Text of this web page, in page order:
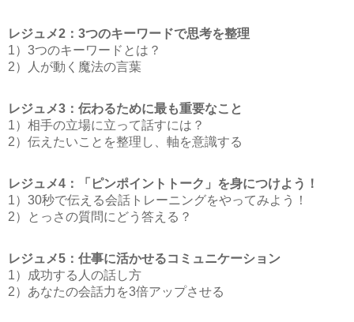
レジュメ2：3つのキーワードで思考を整理
1）3つのキーワードとは？
2）人が動く魔法の言葉
レジュメ3：伝わるために最も重要なこと
1）相手の立場に立って話すには？
2）伝えたいことを整理し、軸を意識する
レジュメ4：「ピンポイントトーク」を身につけよう！
1）30秒で伝える会話トレーニングをやってみよう！
2）とっさの質問にどう答える？
レジュメ5：仕事に活かせるコミュニケーション
1）成功する人の話し方
2）あなたの会話力を3倍アップさせる